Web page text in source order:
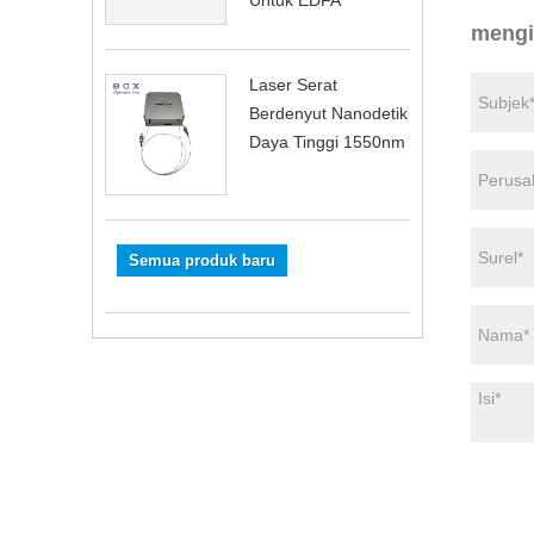
Laser Serat
Berdenyut Nanodetik
Daya Tinggi 1550nm
Semua produk baru